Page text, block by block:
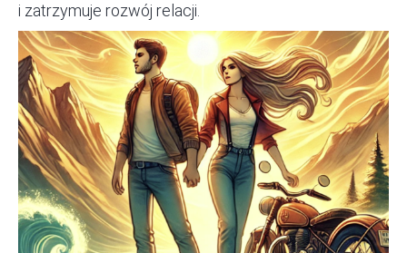
i zatrzymuje rozwój relacji.